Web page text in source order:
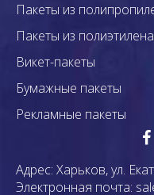
Пакеты из
Пакеты из полиэтилена
Викет-пакеты
Бумажные пакеты
Рекламные пакеты
Адрес: Харьков, ул.
Электронная почта: